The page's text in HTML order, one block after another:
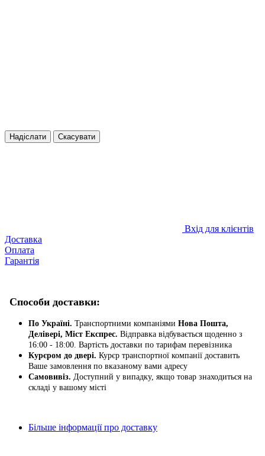
Надіслати Скасувати
Вхід для клієнтів
Доставка
Оплата
Гарантія
Способи доставки:
По Україні. Транспортними компаніями Нова Пошта,
Делівері, Міст Експрес. Відправка відбувається щоденно з
16:00 - 18:00. Вартість доставки по тарифам перевізника
Курєром до двері. Курєр транспортної компанії доставить
Ваше замовлення по вказаному вами адресу
Самовивіз. Доступний у випадку, якщо товар знаходиться на
складі у вашому місті
Більше інформації про доставку